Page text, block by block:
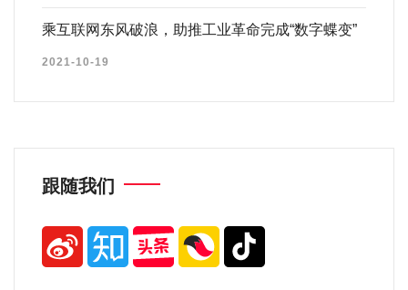
乘互联网东风破浪，助推工业革命完成“数字蝶变”
2021-10-19
跟随我们